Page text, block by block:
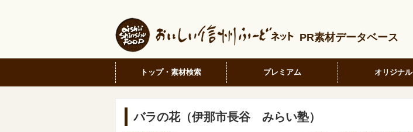
PR素材データベース
トップ・素材検索 プレミアム オリジナル
バラの花（伊那市長谷 みらい塾）